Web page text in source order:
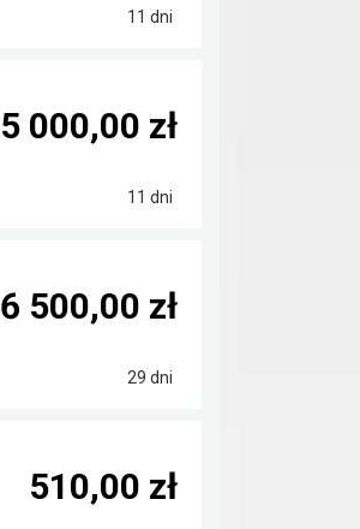
11 dni
11 dni
5 000,00 zł
29 dni
6 500,00 zł
510,00 zł